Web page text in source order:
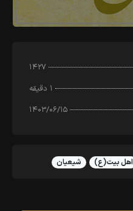
۱۴۲۷
۱ دقیقه
۱۴۰۳/۰۶/۱۵
اهل بیت(ع) شیعیان